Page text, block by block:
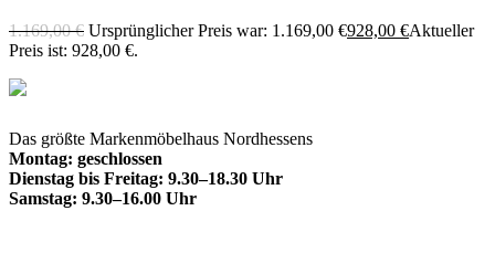
1.169,00€ Ursprünglicher Preis war: 1.169,00 €928,00 €Aktueller
Preis ist: 928,00 €.
Das größte Markenmöbelhaus Nordhessens
Montag: geschlossen
Dienstag bis Freitag: 9.30–18.30 Uhr
Samstag: 9.30–16.00 Uhr